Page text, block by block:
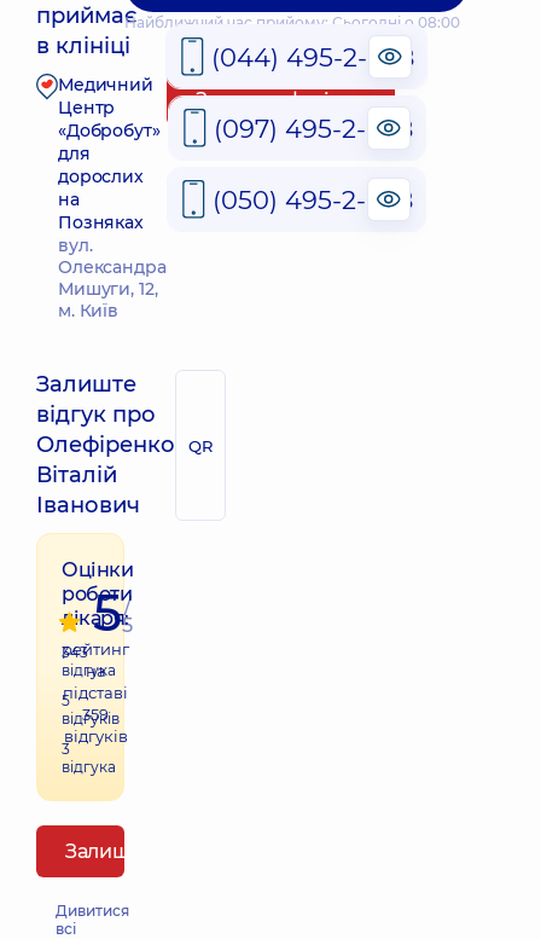
приймає
в клініці
Найближчий час прийому: Сьогодні о 08:00
Медичний
Центр
«Добробут»
для
дорослих
на
Позняках
вул.
Олександра
Мишуги, 12,
м. Київ
Запис до фахівця
Залиште
відгук про
Олефіренко
Віталій
Іванович
QR
Оцінки
роботи
лікаря:
343
відгука
5
відгуків
3
відгука
5/
5
рейтинг
на
підставі
359
відгуків
Залишити відгук
Дивитися
всі
(044) 495-2-888
(097) 495-2-888
(050) 495-2-888